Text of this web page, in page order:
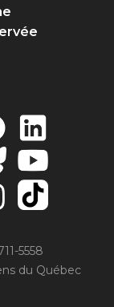
5558
du Québec